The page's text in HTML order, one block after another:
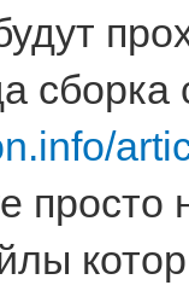
сборка
просто